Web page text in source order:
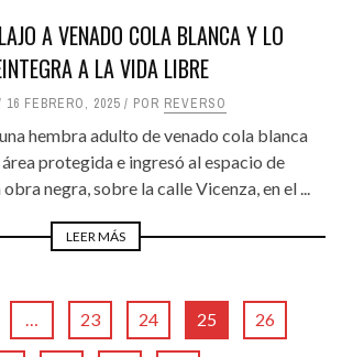
A VENADO COLA BLANCA Y LO
A LA VIDA LIBRE
16 FEBRERO, 2025 POR REVERSO
hembra adulto de venado cola blanca
protegida e ingresó al espacio de
negra, sobre la calle Vicenza, en el ...
LEER MÁS
… 23 24 25 26